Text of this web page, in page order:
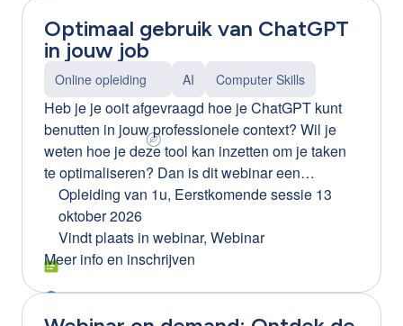
data en privacy kritisch omgaan met AI-output
praktische toepassingen in de werkcontext Kort,
praktisch en meteen toepasbaar.
gepersonaliseerde tips. We zetten in op:
Upskilling en Reskilling Meegroeien
Resultaatgericht en efficiënt Maatwerk “Ortiz is
dé nieuwe manier van leren. Snel, kort, efficiënt
en op maat! Exact wat bedrijven vandaag nodig
hebben. Dit is het leren van de toekomst!” Ine
Indesteege – L&D manager CLB Group
Contacteer ons voor meer info of een korte demo
of neem deel aan het gratis
infowebinar: https://clb-
group.webinargeek.com/infowebinar-excel-word-
en-ppt-efficienter-leren-gebruiken-via-training-on-
the-job-ortiz Tip! Ook beschikbaar voor Word en
Optimaal gebruik van ChatGPT
in jouw job
Online opleiding AI Computer Skills
Heb je je ooit afgevraagd hoe je ChatGPT kunt
benutten in jouw professionele context? Wil je
weten hoe je deze tool kan inzetten om je taken
te optimaliseren? Dan is dit webinar een
aanrader! Deze boeiende online workshop biedt
jou een heldere inzage in de werking van
ChatGPT en de vele manieren waarop het jouw
job kan verrijken. We onthullen de geheimen
Opleiding van 1u, Eerstkomende sessie 13
oktober 2026
Vindt plaats in webinar, Webinar
Meer info en inschrijven